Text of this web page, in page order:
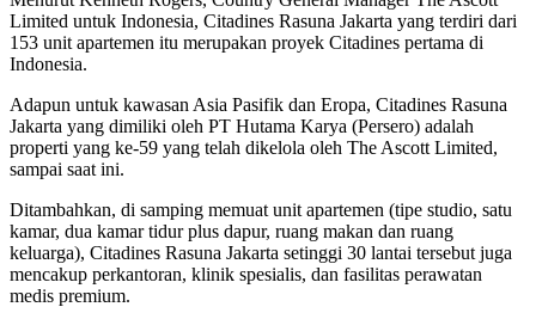
Limited untuk Indonesia, Citadines Rasuna Jakarta yang terdiri dari
153 unit apartemen itu merupakan proyek Citadines pertama di
Indonesia.
Adapun untuk kawasan Asia Pasifik dan Eropa, Citadines Rasuna
Jakarta yang dimiliki oleh PT Hutama Karya (Persero) adalah
properti yang ke-59 yang telah dikelola oleh The Ascott Limited,
sampai saat ini.
Ditambahkan, di samping memuat unit apartemen (tipe studio, satu
kamar, dua kamar tidur plus dapur, ruang makan dan ruang
keluarga), Citadines Rasuna Jakarta setinggi 30 lantai tersebut juga
mencakup perkantoran, klinik spesialis, dan fasilitas perawatan
medis premium.